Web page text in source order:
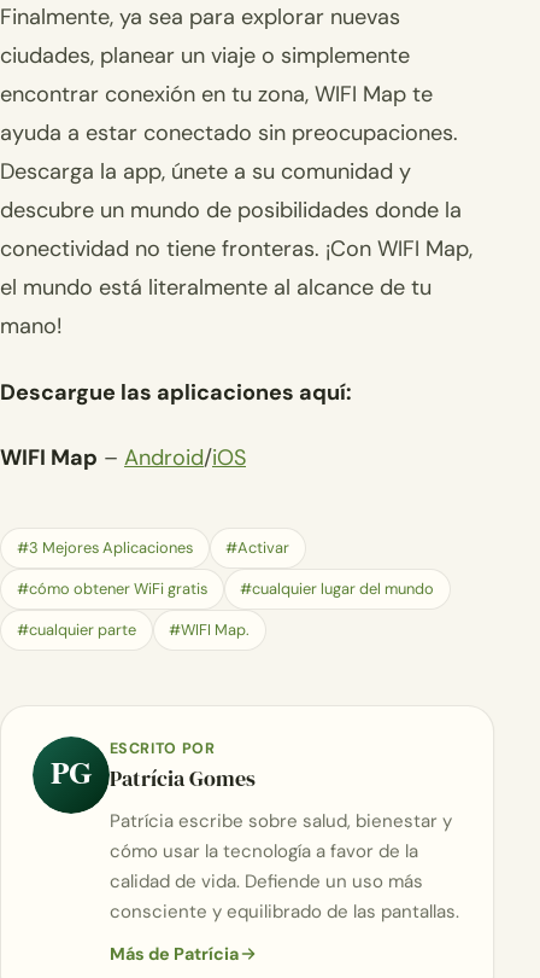
Finalmente, ya sea para explorar nuevas
ciudades, planear un viaje o simplemente
encontrar conexión en tu zona, WIFI Map te
ayuda a estar conectado sin preocupaciones.
Descarga la app, únete a su comunidad y
descubre un mundo de posibilidades donde la
conectividad no tiene fronteras. ¡Con WIFI Map,
el mundo está literalmente al alcance de tu
mano!
Descargue las aplicaciones aquí:
WIFI Map – Android/iOS
#3 Mejores Aplicaciones #Activar
#cómo obtener WiFi gratis #cualquier lugar del mundo
#cualquier parte #WIFI Map.
PG
ESCRITO POR
Patrícia Gomes
Patrícia escribe sobre salud, bienestar y
cómo usar la tecnología a favor de la
calidad de vida. Defiende un uso más
consciente y equilibrado de las pantallas.
Más de Patrícia